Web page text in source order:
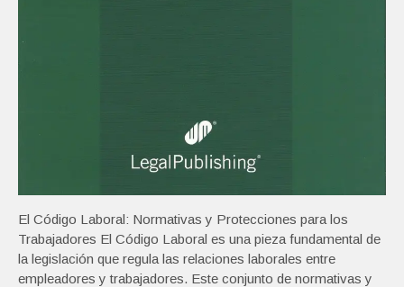
El Código Laboral: Normativas y Protecciones para los
Trabajadores El Código Laboral es una pieza fundamental de
la legislación que regula las relaciones laborales entre
empleadores y trabajadores. Este conjunto de normativas y